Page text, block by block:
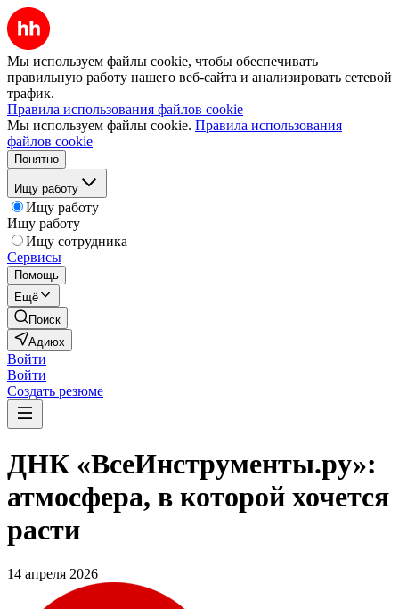
Мы используем файлы cookie, чтобы обеспечивать
правильную работу нашего веб-сайта и анализировать сетевой
трафик.
Правила использования файлов cookie
Мы используем файлы cookie. Правила использования
файлов cookie
Понятно
Ищу работу
Ищу работу
Ищу работу
Ищу сотрудника
Сервисы
Помощь
Ещё
Поиск
Адиюх
Войти
Войти
Создать резюме
ДНК «ВсеИнструменты.ру»:
атмосфера, в которой хочется
расти
14 апреля 2026